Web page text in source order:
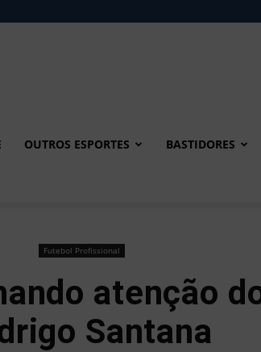
OUTROS ESPORTES BASTIDORES
Futebol Profissional
atenção
Santana